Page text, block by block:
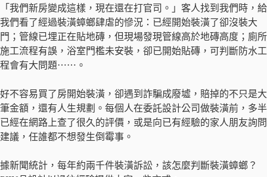
「我們新房變成這樣，現在還在打官司。」客人找到我們時，給
我們看了經過裝潢蟑螂肆虐的慘況：已經開始裝潢了卻沒裝大
門；管線已埋正在貼地磚，但現場發現管線高於地磚高度；廁所
施工流程有誤，浴室門檻未安裝，卻已開始貼磚，可判斷防水工
程會有大問題⋯⋯。
好不容易買了房開始裝潢，卻遇到詐騙成廢墟，賠掉的不只是大
筆金額，還有人生規劃。每個人在委託設計公司做裝潢前，多半
已經在網路上查了很久的評價，或是向已有經驗的家人朋友詢問
建議，任誰都不想發生倒霉事。
據新聞統計，每年約兩千件裝潢訴訟，該怎麼判斷裝潢蟑螂？